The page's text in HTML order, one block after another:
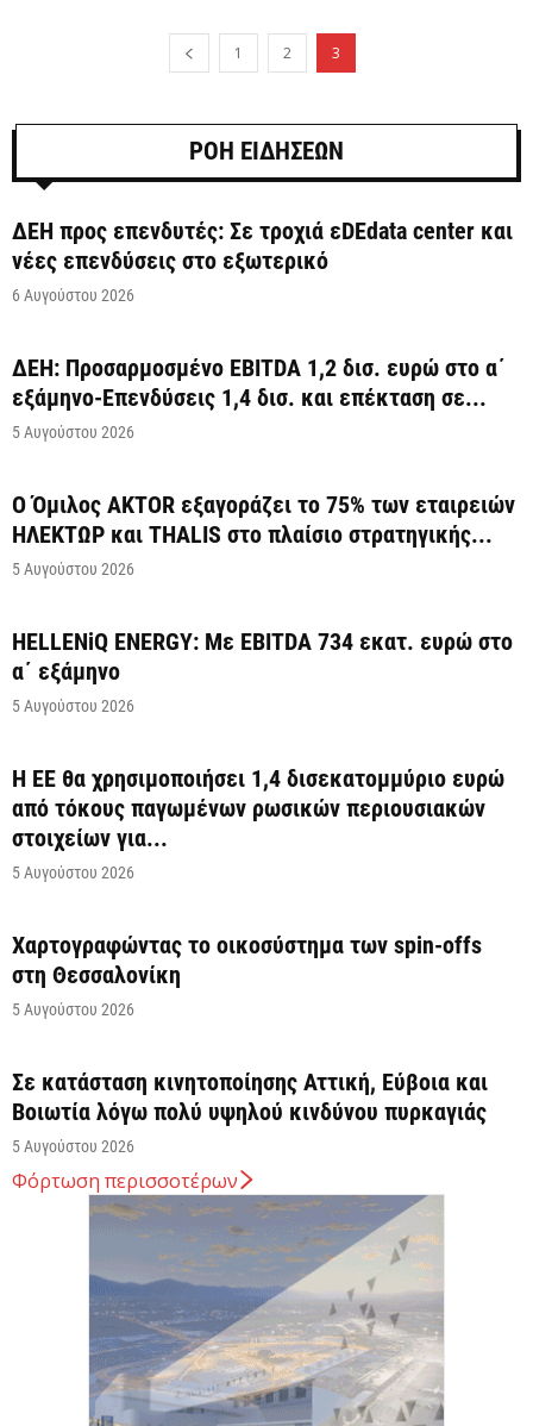
1 2 3
ΡΟΗ ΕΙΔΗΣΕΩΝ
ΔΕΗ προς επενδυτές: Σε τροχιά εDEdata center και
νέες επενδύσεις στο εξωτερικό
6 Αυγούστου 2026
ΔΕΗ: Προσαρμοσμένο EBITDA 1,2 δισ. ευρώ στο α΄
εξάμηνο-Επενδύσεις 1,4 δισ. και επέκταση σε...
5 Αυγούστου 2026
Ο Όμιλος AKTOR εξαγοράζει το 75% των εταιρειών
ΗΛΕΚΤΩΡ και THALIS στο πλαίσιο στρατηγικής...
5 Αυγούστου 2026
HELLENiQ ENERGY: Με EBITDA 734 εκατ. ευρώ στο
α΄ εξάμηνο
5 Αυγούστου 2026
Η ΕΕ θα χρησιμοποιήσει 1,4 δισεκατομμύριο ευρώ
από τόκους παγωμένων ρωσικών περιουσιακών
στοιχείων για...
5 Αυγούστου 2026
Χαρτογραφώντας το οικοσύστημα των spin-offs
στη Θεσσαλονίκη
5 Αυγούστου 2026
Σε κατάσταση κινητοποίησης Αττική, Εύβοια και
Βοιωτία λόγω πολύ υψηλού κινδύνου πυρκαγιάς
5 Αυγούστου 2026
Άνω των 20 δισ. ευρώ οι ρυθμίσεις οφειλών από
την έναρξη λειτουργίας της πλατφόρμας
5 Αυγούστου 2026
Κυρ. Μητσοτάκης: Η είσοδος της Meridiam
αποτελεί μια πολύ ισχυρή ψήφο εμπιστοσύνης στον
ενεργειακό...
Φόρτωση περισσοτέρων